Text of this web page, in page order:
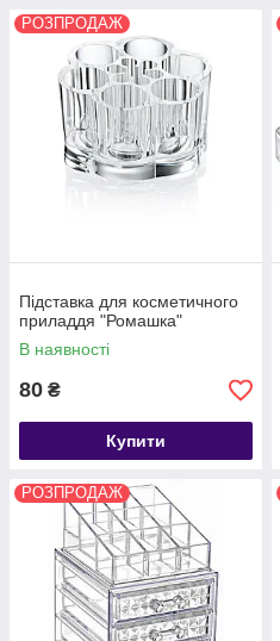
РОЗПРОДАЖ
Підставка для косметичного
приладдя "Ромашка"
В наявності
80 ₴
Купити
РОЗПРОДАЖ